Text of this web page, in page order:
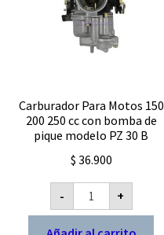
Carburador Para Motos 150
200 250 cc con bomba de
pique modelo PZ 30 B
$ 36.900
-
Carburador
Para
Motos
150
+